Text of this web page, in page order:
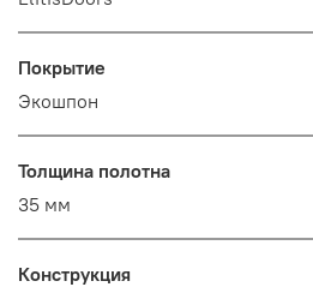
Покрытие
Экошпон
Толщина полотна
35 мм
Конструкция